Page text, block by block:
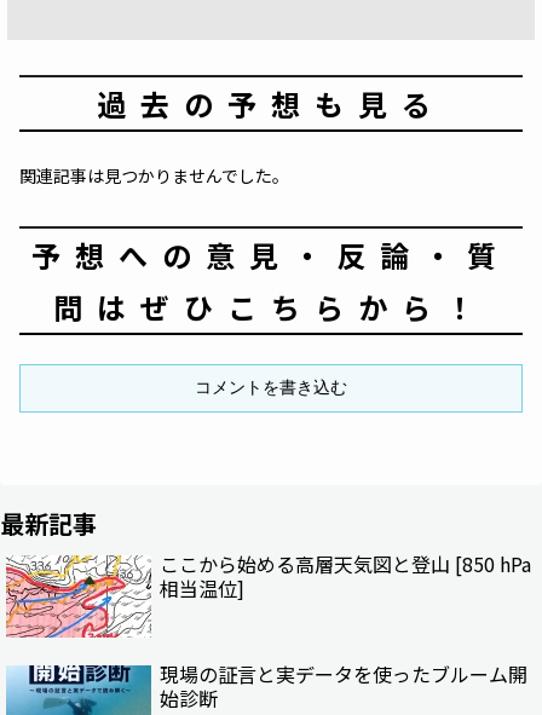
過去の予想も見る
関連記事は見つかりませんでした。
予想への意見・反論・質
問はぜひこちらから！
コメントを書き込む
最新記事
ここから始める高層天気図と登山 [850 hPa
相当温位]
現場の証言と実データを使ったブルーム開
始診断